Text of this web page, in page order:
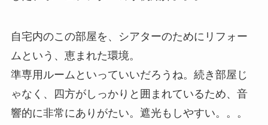
自宅内のこの部屋を、シアターのためにリフォー
ムという、恵まれた環境。
準専用ルームといっていいだろうね。続き部屋じ
ゃなく、四方がしっかりと囲まれているため、音
響的に非常にありがたい。遮光もしやすい。。。